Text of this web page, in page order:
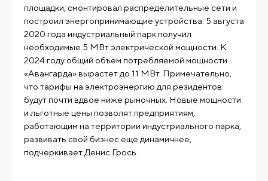
площадки, смонтировал распределительные сети и
построил энергопринимающие устройства. 5 августа
2020 года индустриальный парк получил
необходимые 5 МВт электрической мощности. К
2024 году общий объем потребляемой мощности
«Авангарда» вырастет до 11 МВт. Примечательно,
что тарифы на электроэнергию для резидентов
будут почти вдвое ниже рыночных. Новые мощности
и льготные цены позволят предприятиям,
работающим на территории индустриального парка,
развивать свой бизнес еще динамичнее,
подчеркивает Денис Грось.